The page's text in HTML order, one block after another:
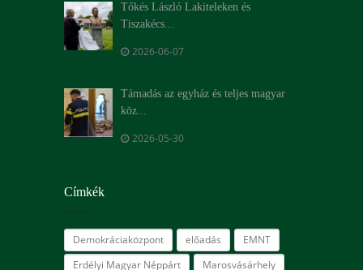
Tőkés László Lakiteleken és
Tiszakécs...
2026-06-07
Támadás az egyház és teljes magyar
köz...
2026-05-30
Címkék
Demokráciaközpont előadás
EMNT
Erdélyi Magyar Néppárt
Marosvásárhely